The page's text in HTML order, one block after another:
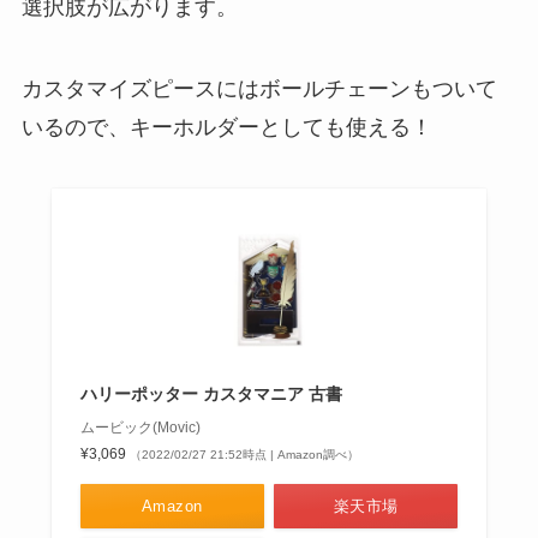
選択肢が広がります。
カスタマイズピースにはボールチェーンもついて
いるので、キーホルダーとしても使える！
ハリーポッター カスタマニア 古書
ムービック(Movic)
¥3,069
（2022/02/27 21:52時点 | Amazon調べ）
Amazon 楽天市場